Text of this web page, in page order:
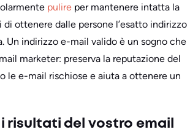
pulire per mantenere intatta la
ottenere dalle persone l’esatto indirizzo
Un indirizzo e-mail valido è un sogno che
marketer: preserva la reputazione del
le e-mail rischiose e aiuta a ottenere un
risultati del vostro email